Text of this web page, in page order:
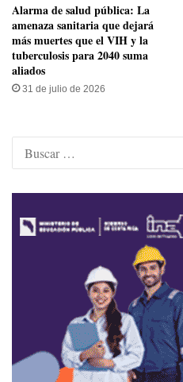
​Alarma de salud pública: La
amenaza sanitaria que dejará
más muertes que el VIH y la
tuberculosis para 2040 suma
aliados
31 de julio de 2026